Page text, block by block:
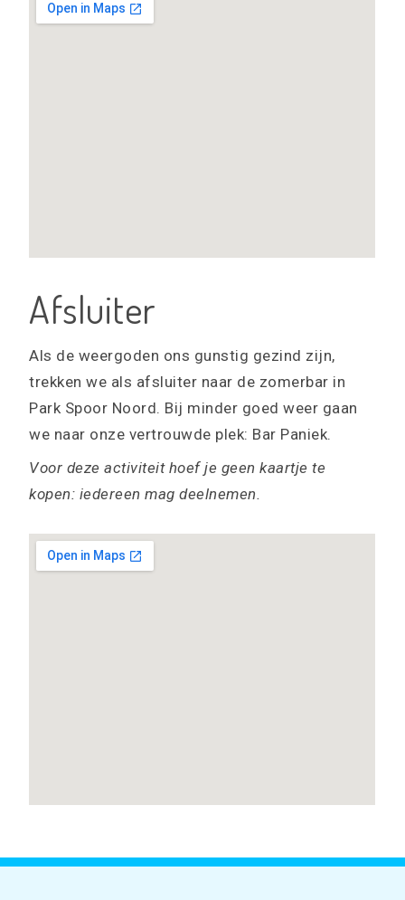
Afsluiter
Als de weergoden ons gunstig gezind zijn,
trekken we als afsluiter naar de zomerbar in
Park Spoor Noord. Bij minder goed weer gaan
we naar onze vertrouwde plek: Bar Paniek.
Voor deze activiteit hoef je geen kaartje te
kopen: iedereen mag deelnemen.